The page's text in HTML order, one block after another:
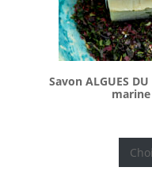
Savon ALGUES